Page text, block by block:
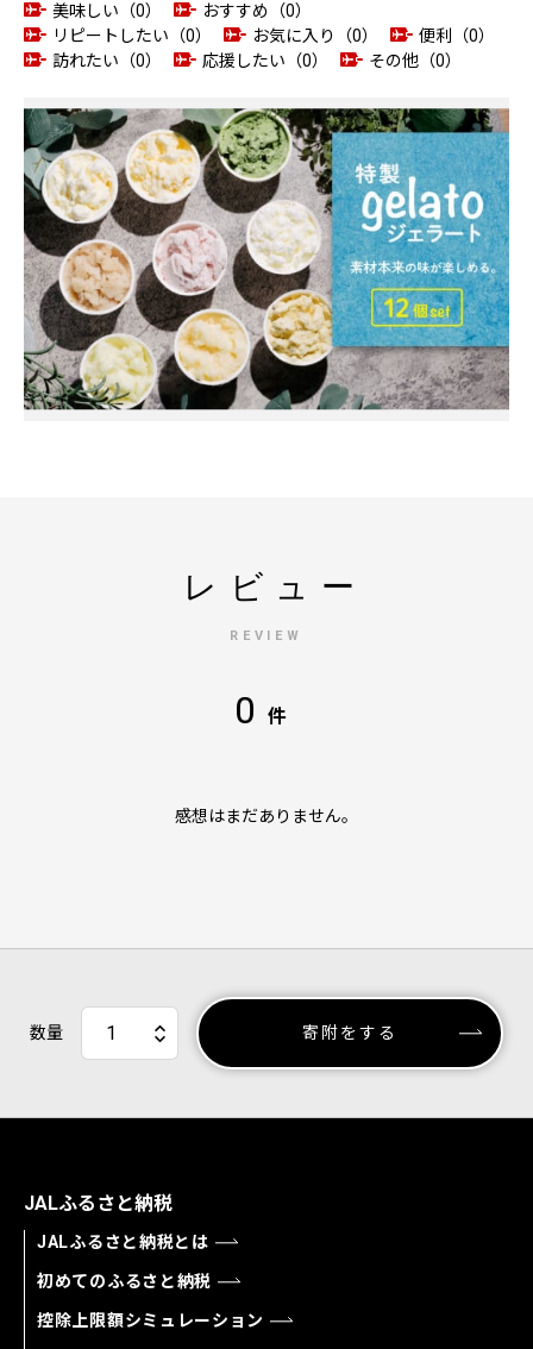
美味しい（0）
おすすめ（0）
リピートしたい（0）
お気に入り（0）
便利（0）
訪れたい（0）
応援したい（0） その他（0）
レビュー
REVIEW
0 件
感想はまだありません。
数量 寄附をする
JALふるさと納税
JALふるさと納税とは
初めてのふるさと納税
控除上限額シミュレーション